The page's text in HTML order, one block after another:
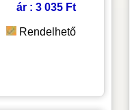
ár : 3 035 Ft
Rendelhető